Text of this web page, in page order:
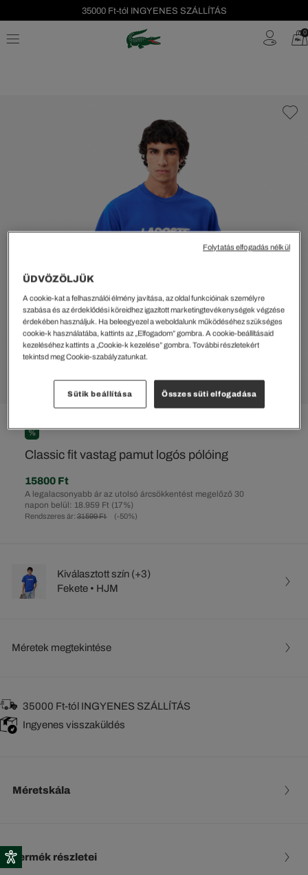
35000 Ft-tól INGYENES SZÁLLÍTÁS
Szezonális leárazás akár -40%! 0
%
Classic fit vastag pamut logós pólóing
Rendszeres ár: 31599 Ft (-50%)
A legalacsonyabb ár az utolsó árcsökkentést megelőző 30
napon belül: 18.959 Ft (17%)
15800 Ft
Kiválasztott szín (+3)
Fekete • HJM
Méretek megtekintése
35000 Ft-tól INGYENES SZÁLLÍTÁS
Ingyenes visszaküldés
Méretskála
Termék részletei
ÜDVÖZÖLJÜK
A cookie-kat a felhasználói élmény javítása, az oldal funkcióinak személyre
szabása és az érdeklődési köreidhez igazított marketingtevékenységek végzése
érdekében használjuk. Ha beleegyezel a weboldalunk működéséhez szükséges
cookie-k használatába, kattints az „Elfogadom” gombra. A cookie-beállításaid
kezeléséhez kattints a „Cookie-k kezelése” gombra. További részletekért
tekintsd meg Cookie-szabályzatunkat.
Sütik beállítása Összes süti elfogadása
Folytatás elfogadás nélkül